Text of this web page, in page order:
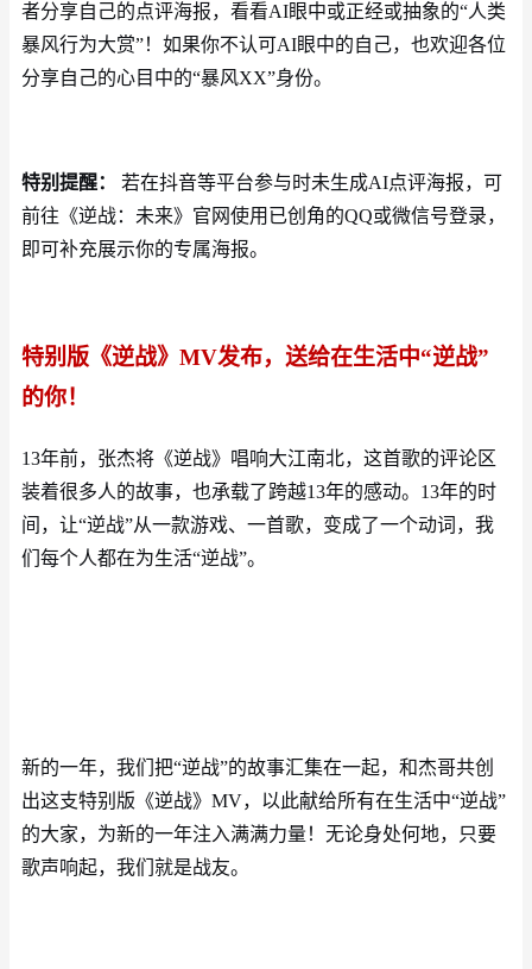
者分享自己的点评海报，看看AI眼中或正经或抽象的“人类
暴风行为大赏”！如果你不认可AI眼中的自己，也欢迎各位
分享自己的心目中的“暴风XX”身份。
特别提醒： 若在抖音等平台参与时未生成AI点评海报，可
前往《逆战：未来》官网使用已创角的QQ或微信号登录，
即可补充展示你的专属海报。
特别版《逆战》 MV发布，送给在生活中“逆战”
的你！
13年前，张杰将《逆战》唱响大江南北，这首歌的评论区
装着很多人的故事，也承载了跨越13年的感动。13年的时
间，让“逆战”从一款游戏、一首歌，变成了一个动词，我
们每个人都在为生活“逆战”。
新的一年，我们把“逆战”的故事汇集在一起，和杰哥共创
出这支特别版《逆战》MV，以此献给所有在生活中“逆战”
的大家，为新的一年注入满满力量！无论身处何地，只要
歌声响起，我们就是战友。